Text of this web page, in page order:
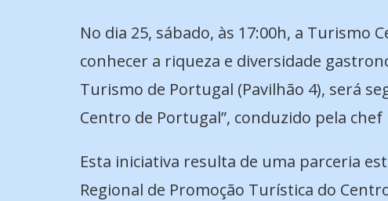
No dia 25, sábado, às 17:00h, a Turismo
conhecer a riqueza e diversidade
Turismo de Portugal (Pavilhão 4), será
Centro de Portugal”, conduzido pela chef
Esta iniciativa resulta de uma parceria
Regional de Promoção Turística do